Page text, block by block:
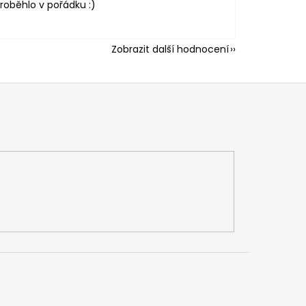
v pořádku :)
Zobrazit další hodnocení